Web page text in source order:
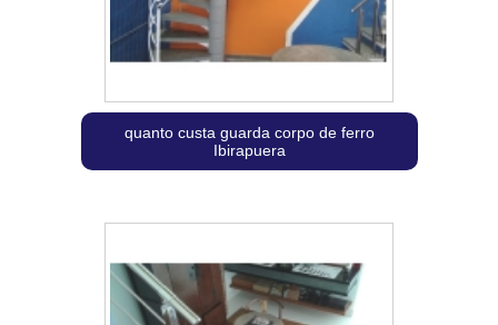
quanto custa guarda corpo de ferro
Ibirapuera